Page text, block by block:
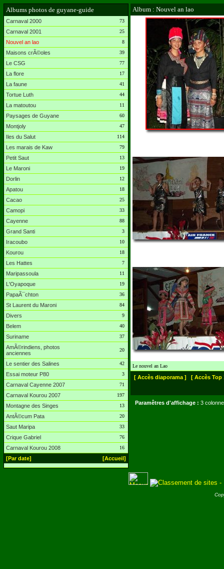
Albums photos de guyane-guide
Carnaval 2000 73
Carnaval 2001 25
Nouvel an lao 8
Maisons crÃ©oles 39
Le CSG 77
La flore 17
La faune 41
Tortue Luth 44
La matoutou 11
Paysages de Guyane 60
Montjoly 47
Iles du Salut 114
Les marais de Kaw 79
Petit Saut 13
Le Maroni 19
Dorlin 12
Apatou 18
Cacao 25
Camopi 33
Cayenne 88
Grand Santi 3
Iracoubo 10
Kourou 18
Les Hattes 7
Maripassoula 11
L'Oyapoque 19
PapaÃ¯chton 36
St Laurent du Maroni 84
Divers 9
Belem 40
Suriname 37
AmÃ©rindiens, photos
anciennes
20
Le sentier des Salines 42
Essai moteur P80 3
Carnaval Cayenne 2007 71
Carnaval Kourou 2007 197
Montagne des Singes 13
AntÃ©cum Pata 20
Saut Maripa 33
Crique Gabriel 76
Carnaval Kourou 2008 16
[Par date] [Accueil]
Album : Nouvel an lao
Le nouvel an Lao
[ Accès diaporama ] [ Accès Top
Paramêtres d'affichage : 3